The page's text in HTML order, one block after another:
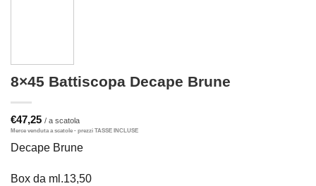
8×45 Battiscopa Decape Brune
€47,25
Decape Brune
Box da ml.13,50